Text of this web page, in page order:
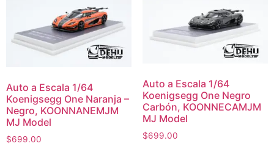
Auto a Escala 1/64
Koenigsegg One Naranja –
Negro, KOONNANEMJM
MJ Model
$699.00
Auto a Escala 1/64
Koenigsegg One Negro
Carbón, KOONNECAMJM
MJ Model
$699.00